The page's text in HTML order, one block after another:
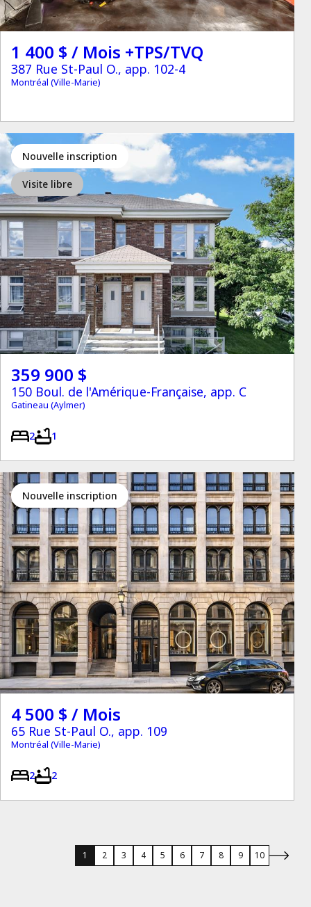
1 400 $ / Mois +TPS/TVQ
387 Rue St-Paul O., app. 102-4
Montréal (Ville-Marie)
Nouvelle inscription
Visite libre
359 900 $
150 Boul. de l'Amérique-Française, app. C
Gatineau (Aylmer)
2 1
Nouvelle inscription
4 500 $ / Mois
65 Rue St-Paul O., app. 109
Montréal (Ville-Marie)
2 2
1 2 3 4 5 6 7 8 9 10